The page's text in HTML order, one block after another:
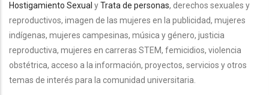
Hostigamiento Sexual yTrata de personas, derechos sexuales y
reproductivos, imagen de las mujeres en la publicidad, mujeres
indígenas, mujeres campesinas, música y género, justicia
reproductiva, mujeres en carreras STEM, femicidios, violencia
obstétrica, acceso a la información, proyectos, servicios y otros
temas de interés para la comunidad universitaria.